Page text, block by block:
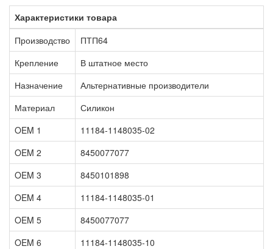
Характеристики товара
Производство
ПТП64
Крепление
В штатное место
Назначение
Альтернативные производители
Материал
Силикон
OEM 1
11184-1148035-02
OEM 2
8450077077
OEM 3
8450101898
OEM 4
11184-1148035-01
OEM 5
8450077077
OEM 6
11184-1148035-10